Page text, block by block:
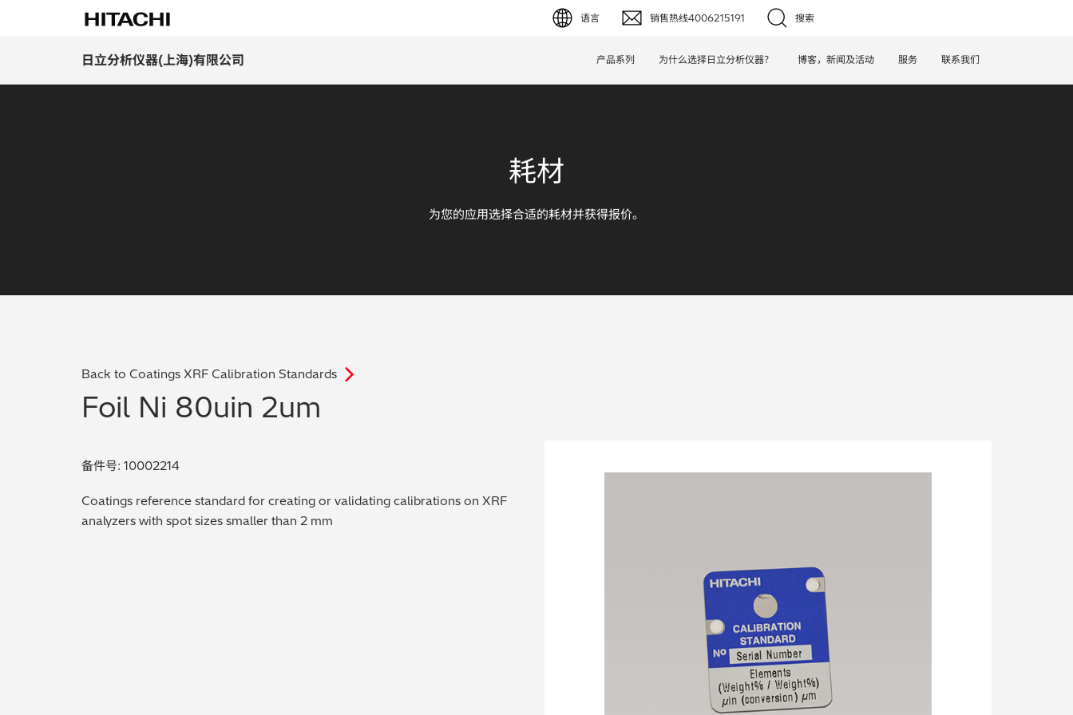
语言
English (EN)
销售热线4006215191 搜索
日立分析仪器(上海)有限公司 产品系列 为什么选择日立分析仪器？ 博客，新闻及活动 服务 联系我们
耗材
为您的应用选择合适的耗材并获得报价。
Back to Coatings XRF Calibration Standards
Foil Ni 80uin 2um
备件号: 10002214
Coatings reference standard for creating or validating calibrations on XRF
analyzers with spot sizes smaller than 2 mm